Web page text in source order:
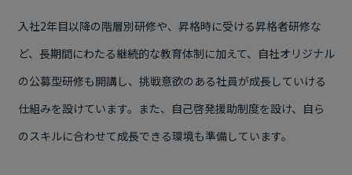
入社2年目以降の階層別研修や、昇格時に受ける昇格者研修な
ど、長期間にわたる継続的な教育体制に加えて、自社オリジナル
の公募型研修も開講し、挑戦意欲のある社員が成長していける
仕組みを設けています。また、自己啓発援助制度を設け、自ら
のスキルに合わせて成長できる環境も準備しています。